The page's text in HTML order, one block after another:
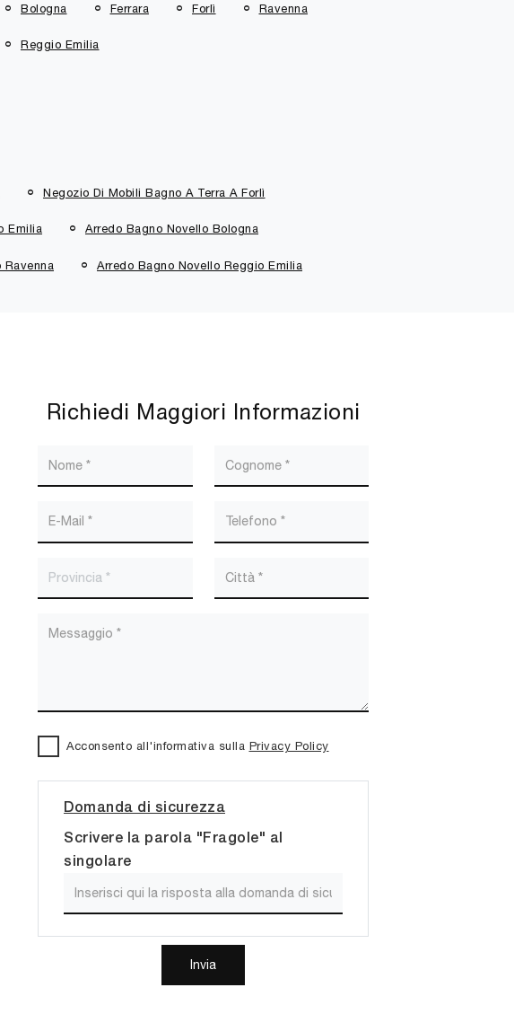
Bologna Ferrara Forlì Ravenna
Reggio Emilia
Negozio Di Mobili Bagno A Terra A Forlì
Emilia Arredo Bagno Novello Bologna
Ravenna Arredo Bagno Novello Reggio Emilia
Richiedi Maggiori Informazioni
Acconsento all'informativa sulla Privacy Policy
Domanda di sicurezza
Scrivere la parola "Fragole" al
singolare
Invia